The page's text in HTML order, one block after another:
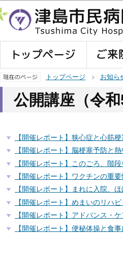
トップページ お知ら
公開講座（令和
【開催レポート】狭心症と心筋梗
【開催レポート】脳梗塞予防と熱
【開催レポート】このごろ、階
【開催レポート】ワクチンの重
【開催レポート】まれに入院、
【開催レポート】めまいのリハ
【開催レポート】アドバンス・
【開催レポート】便秘体操と食